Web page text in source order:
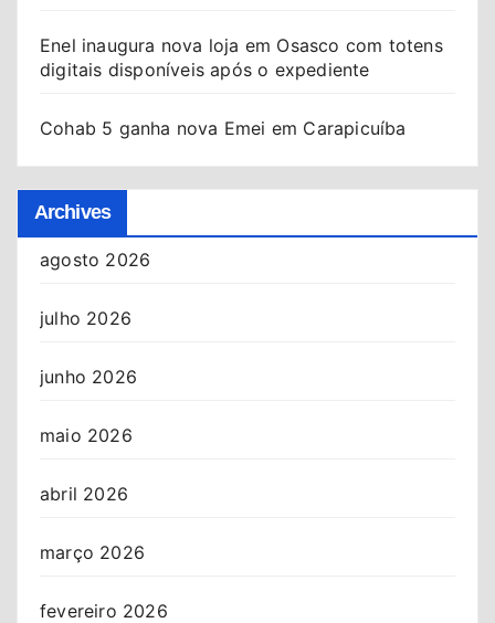
Enel inaugura nova loja em Osasco com totens
digitais disponíveis após o expediente
Cohab 5 ganha nova Emei em Carapicuíba
Archives
agosto 2026
julho 2026
junho 2026
maio 2026
abril 2026
março 2026
fevereiro 2026